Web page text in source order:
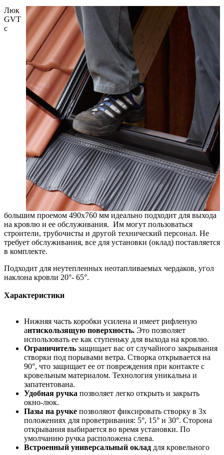
Люк
GVT
с
большим проемом 490х760 мм идеально подходит для выхода
на кровлю и ее обслуживания. Им могут пользоваться
строители, трубочисты и другой технический персонал. Не
требует обслуживания, все для установки (оклад) поставляется
в комплекте.
Подходит для неутепленных неотапливаемых чердаков, угол
наклона кровли 20°- 65°.
Характеристики
Нижняя часть коробки усилена и имеет рифленую
антискользящую поверхность. Это позволяет
использовать ее как ступеньку для выхода на кровлю.
Ограничитель защищает вас от случайного закрывания
створки под порывами ветра. Створка открывается на
90°, что защищает ее от повреждения при контакте с
кровельным материалом. Технология уникальна и
запатентована.
Удобная ручка позволяет легко открыть и закрыть
окно-люк.
Пазы на ручке позволяют фиксировать створку в 3х
положениях для проветривания: 5°, 15° и 30°. Сторона
открывания выбирается во время установки. По
умолчанию ручка расположена слева.
Встроенный универсальный оклад для кровельного